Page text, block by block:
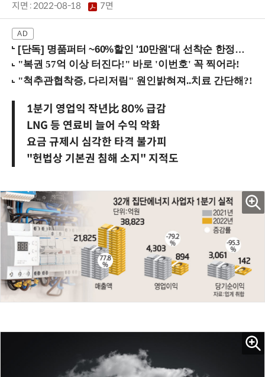
지면 :2022-08-18 7면
[단독] 명품퍼터 ~60%할인 '10만원'대 선착순 한정판매!
1분기 영업익 작년比 80% 급감
LNG 등 연료비 늘어 수익 악화
요금 규제시 심각한 타격 불가피
"헌법상 기본권 침해 소지" 지적도